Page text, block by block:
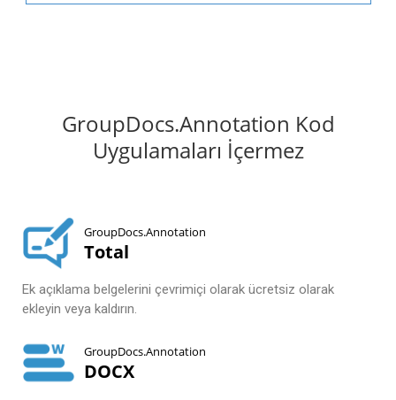
GroupDocs.Annotation Kod
Uygulamaları İçermez
GroupDocs.Annotation
Total
Ek açıklama belgelerini çevrimiçi olarak ücretsiz olarak
ekleyin veya kaldırın.
GroupDocs.Annotation
DOCX